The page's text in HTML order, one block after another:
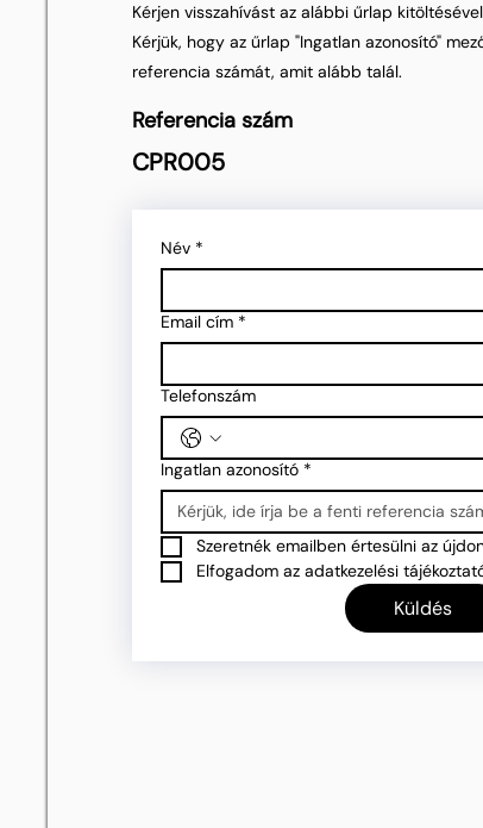
Kérjen visszahívást az alábbi űrlap
Kérjük, hogy az űrlap "Ingatlan azonosító"
referencia számát, amit alább talál.
Referencia szám
CPR005
Név *
Email cím *
Telefonszám
Ingatlan azonosító *
Szeretnék emailben értesülni az
Elfogadom az adatkezelési
Küldés